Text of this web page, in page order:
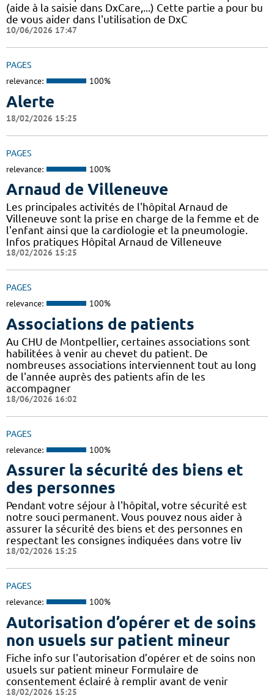
(aide à la saisie dans DxCare,...) Cette partie a pour bu
de vous aider dans l'utilisation de DxC
10/06/2026 17:47
PAGES
relevance: 100%
Alerte
18/02/2026 15:25
PAGES
relevance: 100%
Arnaud de Villeneuve
Les principales activités de l'hôpital Arnaud de
Villeneuve sont la prise en charge de la femme et de
l'enfant ainsi que la cardiologie et la pneumologie.
Infos pratiques Hôpital Arnaud de Villeneuve
18/02/2026 15:25
PAGES
relevance: 100%
Associations de patients
Au CHU de Montpellier, certaines associations sont
habilitées à venir au chevet du patient. De
nombreuses associations interviennent tout au long
de l'année auprès des patients afin de les
accompagner
18/06/2026 16:02
PAGES
relevance: 100%
Assurer la sécurité des biens et
des personnes
Pendant votre séjour à l'hôpital, votre sécurité est
notre souci permanent. Vous pouvez nous aider à
assurer la sécurité des biens et des personnes en
respectant les consignes indiquées dans votre liv
18/02/2026 15:25
PAGES
relevance: 100%
Autorisation d’opérer et de soins
non usuels sur patient mineur
Fiche info sur l'autorisation d’opérer et de soins non
usuels sur patient mineur Formulaire de
consentement éclairé à remplir avant de venir
18/02/2026 15:25